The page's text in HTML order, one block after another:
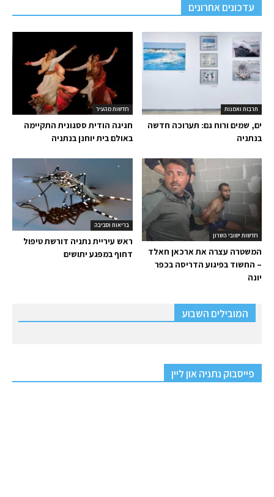
עדכונים אחרונים
חדשות מהעיר
חגיגה הודית ססגונית התקיימה
באולם בית יוחנן בנתניה
תרבות ואמנות
ים, שמים ורוח גם: תערוכה חדשה
בנתניה
בריאות וסביבה
ראש עיריית נתניה דורשת טיפול
דחוף במפגע יתושים
חדשות ישובי השרון
המשטרה עצרה את ארכאן חאלד
– החשוד בפיגוע הדריסה בכפר
יונה
המובילים השבוע
פייסבוק נתניה און ליין